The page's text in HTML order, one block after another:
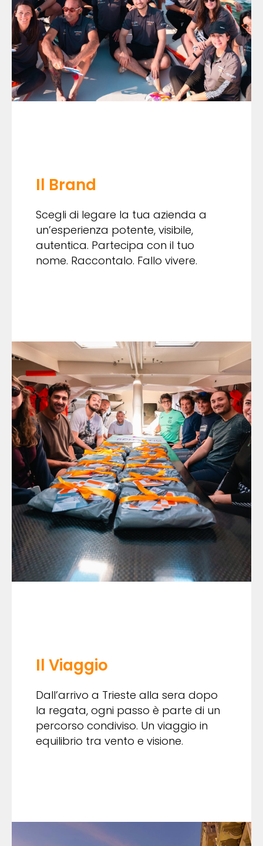
Il Brand
Scegli di legare la tua azienda a
un’esperienza potente, visibile,
autentica. Partecipa con il tuo
nome. Raccontalo. Fallo vivere.
Il Viaggio
Dall’arrivo a Trieste alla sera dopo
la regata, ogni passo è parte di un
percorso condiviso. Un viaggio in
equilibrio tra vento e visione.